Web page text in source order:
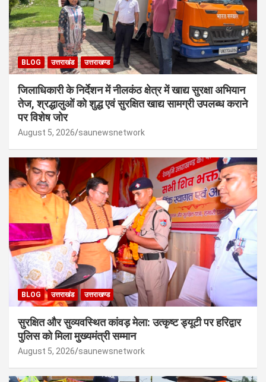
BLOG उत्तराखंड उत्तराखण्ड
जिलाधिकारी के निर्देशन में नीलकंठ क्षेत्र में खाद्य सुरक्षा अभियान
तेज, श्रद्धालुओं को शुद्ध एवं सुरक्षित खाद्य सामग्री उपलब्ध कराने
पर विशेष जोर
August 5, 2026 saunewsnetwork
BLOG उत्तराखंड उत्तराखण्ड
सुरक्षित और सुव्यवस्थित कांवड़ मेला: उत्कृष्ट ड्यूटी पर हरिद्वार
पुलिस को मिला मुख्यमंत्री सम्मान
August 5, 2026 saunewsnetwork